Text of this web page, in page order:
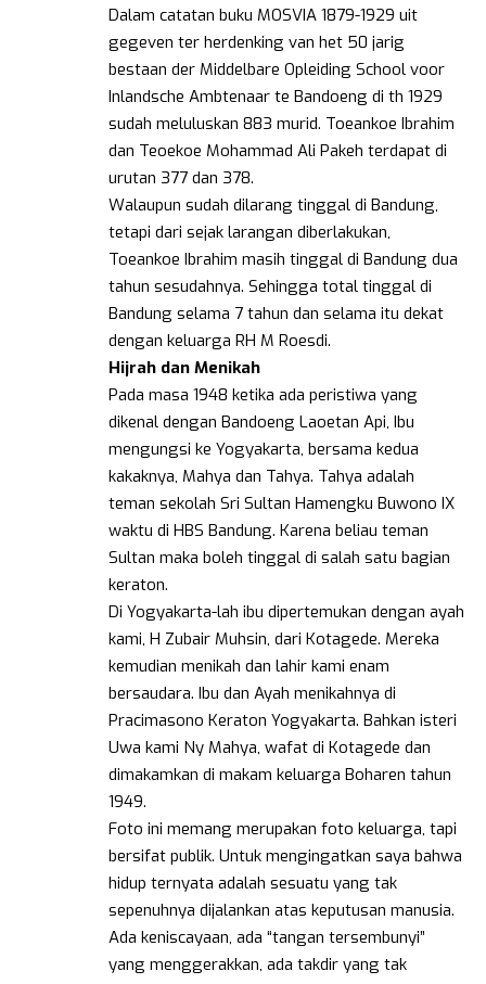
Dalam catatan buku MOSVIA 1879-1929 uit
gegeven ter herdenking van het 50 jarig
bestaan der Middelbare Opleiding School voor
Inlandsche Ambtenaar te Bandoeng di th 1929
sudah meluluskan 883 murid. Toeankoe Ibrahim
dan Teoekoe Mohammad Ali Pakeh terdapat di
urutan 377 dan 378.
Walaupun sudah dilarang tinggal di Bandung,
tetapi dari sejak larangan diberlakukan,
Toeankoe Ibrahim masih tinggal di Bandung dua
tahun sesudahnya. Sehingga total tinggal di
Bandung selama 7 tahun dan selama itu dekat
dengan keluarga RH M Roesdi.
Hijrah dan Menikah
Pada masa 1948 ketika ada peristiwa yang
dikenal dengan Bandoeng Laoetan Api, Ibu
mengungsi ke Yogyakarta, bersama kedua
kakaknya, Mahya dan Tahya. Tahya adalah
teman sekolah Sri Sultan Hamengku Buwono IX
waktu di HBS Bandung. Karena beliau teman
Sultan maka boleh tinggal di salah satu bagian
keraton.
Di Yogyakarta-lah ibu dipertemukan dengan ayah
kami, H Zubair Muhsin, dari Kotagede. Mereka
kemudian menikah dan lahir kami enam
bersaudara. Ibu dan Ayah menikahnya di
Pracimasono Keraton Yogyakarta. Bahkan isteri
Uwa kami Ny Mahya, wafat di Kotagede dan
dimakamkan di makam keluarga Boharen tahun
1949.
Foto ini memang merupakan foto keluarga, tapi
bersifat publik. Untuk mengingatkan saya bahwa
hidup ternyata adalah sesuatu yang tak
sepenuhnya dijalankan atas keputusan manusia.
Ada keniscayaan, ada “tangan tersembunyi”
yang menggerakkan, ada takdir yang tak